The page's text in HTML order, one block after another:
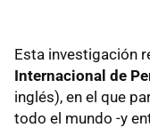
Esta investigación
Internacional de
inglés), en el que
todo el mundo -y